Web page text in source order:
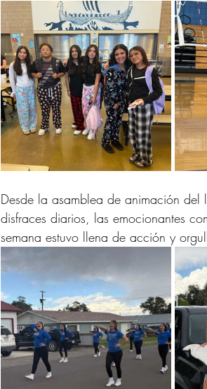
Desde la asamblea de animación del
disfraces diarios, las emocionantes
semana estuvo llena de acción y